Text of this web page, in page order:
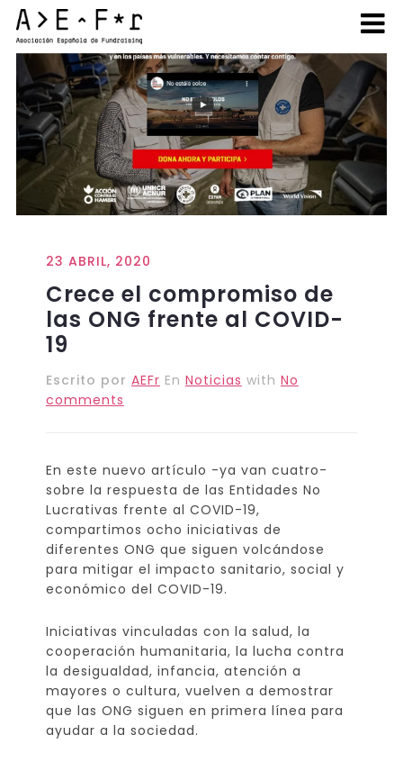
23 ABRIL, 2020
Crece el compromiso de
las ONG frente al COVID-
19
Escrito por AEFr En Noticias with No
comments
En este nuevo artículo -ya van cuatro-
sobre la respuesta de las Entidades No
Lucrativas frente al COVID-19,
compartimos ocho iniciativas de
diferentes ONG que siguen volcándose
para mitigar el impacto sanitario, social y
económico del COVID-19.
Iniciativas vinculadas con la salud, la
cooperación humanitaria, la lucha contra
la desigualdad, infancia, atención a
mayores o cultura, vuelven a demostrar
que las ONG siguen en primera línea para
ayudar a la sociedad.